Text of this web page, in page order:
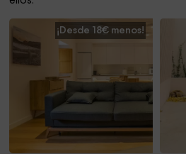
¡Desde 18€ menos!